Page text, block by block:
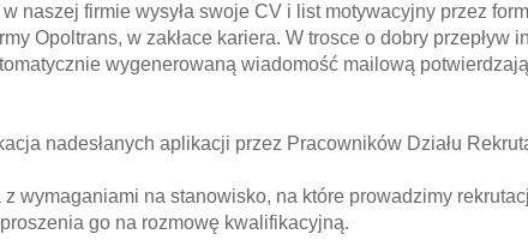
naszej firmie wysyła swoje CV i list motywacyjny przez
Opoltrans, w zakłace kariera. W trosce o dobry przepływ
wygenerowaną wiadomość mailową
nadesłanych aplikacji przez Pracowników Działu
wymaganiami na stanowisko, na które prowadzimy
go na rozmowę kwalifikacyjną.